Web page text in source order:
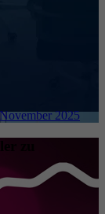
2025
zu